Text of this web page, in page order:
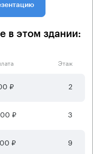
в этом здании:
Этаж
₽ 2
₽ 3
₽ 9